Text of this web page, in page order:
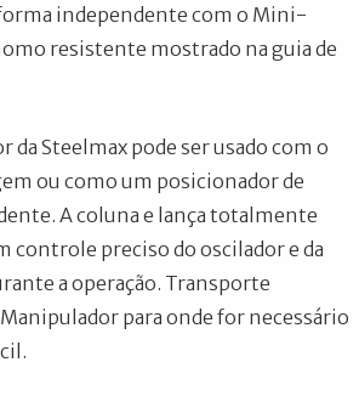
independente com o Mini-
resistente mostrado na guia de
Steelmax pode ser usado com o
ou como um posicionador de
A coluna e lança totalmente
controle preciso do oscilador e da
a operação. Transporte
para onde for necessário